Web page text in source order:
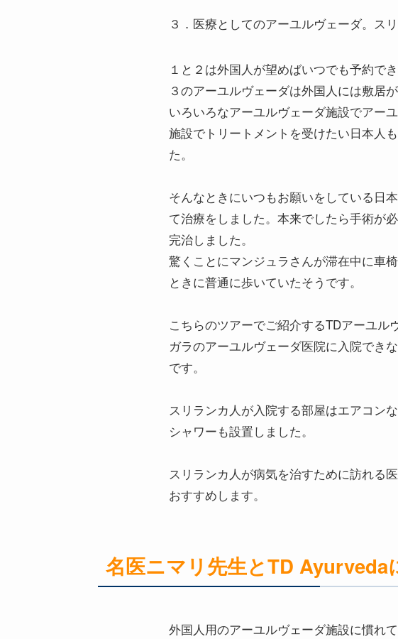
３．医療としてのアーユルヴェーダ。ス
１と２は外国人が望めばいつでも予約でき
３のアーユルヴェーダは外国人には敷居
いろいろなアーユルヴェーダ施設でアー
施設でトリートメントを受けたい日本人
た。
そんなときにいつもお願いをしている日
て治療をしました。本来でしたら手術が
完治しました。
驚くことにマンジュラさんが滞在中に車
ときに普通に歩いていたそうです。
こちらのツアーでご紹介するTDアーユ
ガラのアーユルヴェーダ医院に入院でき
です。
スリランカ人が入院する部屋はエアコン
シャワーも設置しました。
スリランカ人が病気を治すために訪れる
おすすめします。
名医ニマリ先生とTD Ayurveda
外国人用のアーユルヴェーダ施設に慣れ